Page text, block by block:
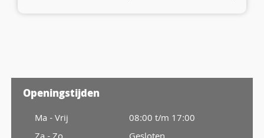
Openingstijden
Ma - Vrij
08:00 t/m 17:00